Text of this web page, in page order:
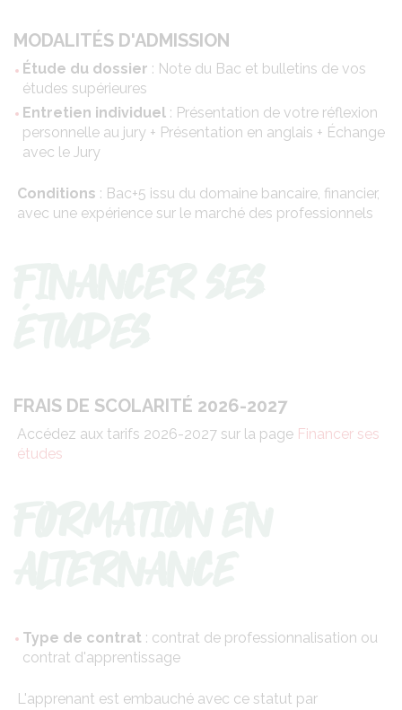
MODALITÉS D'ADMISSION
Étude du dossier : Note du Bac et bulletins de vos
études supérieures
Entretien individuel : Présentation de votre réflexion
personnelle au jury + Présentation en anglais + Échange
avec le Jury
Conditions : Bac+5 issu du domaine bancaire, financier,
avec une expérience sur le marché des professionnels
FRAIS DE SCOLARITÉ 2026-2027
Accédez aux tarifs 2026-2027 sur la page Financer ses
études
Type de contrat : contrat de professionnalisation ou
contrat d'apprentissage
L'apprenant est embauché avec ce statut par